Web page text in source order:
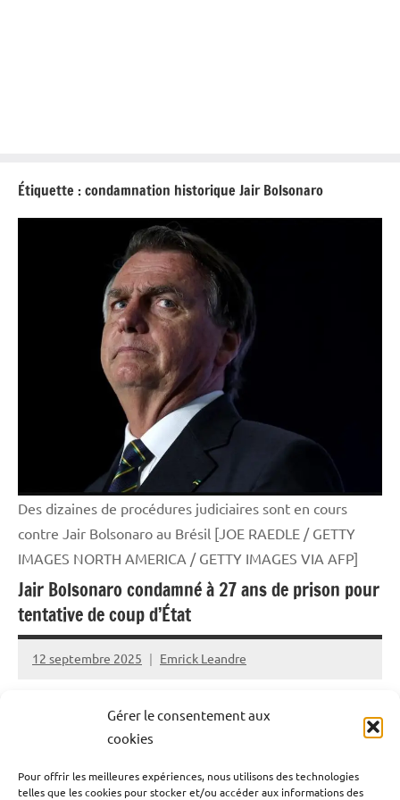
Gérer le consentement aux
cookies
Pour offrir les meilleures expériences, nous utilisons des technologies
telles que les cookies pour stocker et/ou accéder aux informations des
Étiquette :condamnation historique Jair Bolsonaro
Des dizaines de procédures judiciaires sont en cours
contre Jair Bolsonaro au Brésil [JOE RAEDLE / GETTY
IMAGES NORTH AMERICA / GETTY IMAGES VIA AFP]
Jair Bolsonaro condamné à 27 ans de prison pour
tentative de coup d’État
12 septembre 2025 Emrick Leandre
La justice brésilienne a tranché : Jair Bolsonaro, ex-
président d’extrême droite, écope de 27 ans de prison
d’historique par une large partie de la population, mais